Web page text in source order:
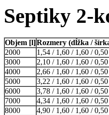
Septiky 2-
Objem [l]Rozmery (dĺžka /
2000
1,54 / 1,60 / 1,60 / 0,50
3000
2,10 / 1,60 / 1,60 / 0,50
4000
2,66 / 1,60 / 1,60 / 0,50
5000
3,22 / 1,60 / 1,60 / 0,50
6000
3,78 / 1,60 / 1,60 / 0,50
7000
4,34 / 1,60 / 1,60 / 0,50
8000
4,90 / 1,60 / 1,60 / 0,50